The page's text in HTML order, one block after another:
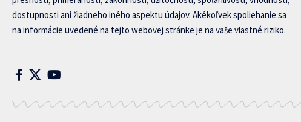
dostupnosti ani žiadneho iného aspektu údajov. Akékoľvek spoliehanie sa
na informácie uvedené na tejto webovej stránke je na vaše vlastné riziko.